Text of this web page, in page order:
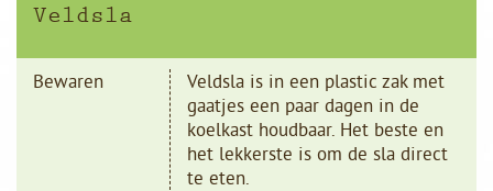
Veldsla
Bewaren
Veldsla is in een plastic zak met
gaatjes een paar dagen in de
koelkast houdbaar. Het beste en
het lekkerste is om de sla direct
te eten.